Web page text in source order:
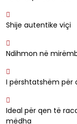
Shije autentike viçi
Ndihmon në
I përshtatshëm për
Ideal për qen të
mëdha